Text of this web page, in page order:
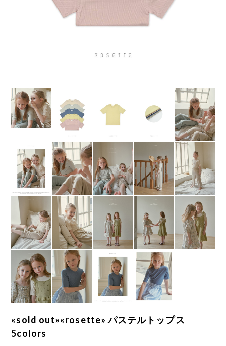
«sold out»«rosette» パステルトップス
5colors